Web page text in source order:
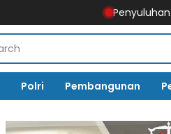
Penyuluhan
Polri Pembangunan